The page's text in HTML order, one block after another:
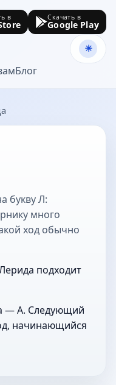
Блог
в Скачать в
Google Play
букву Л:
много
ход обычно
подходит
— А. Следующий
начинающийся